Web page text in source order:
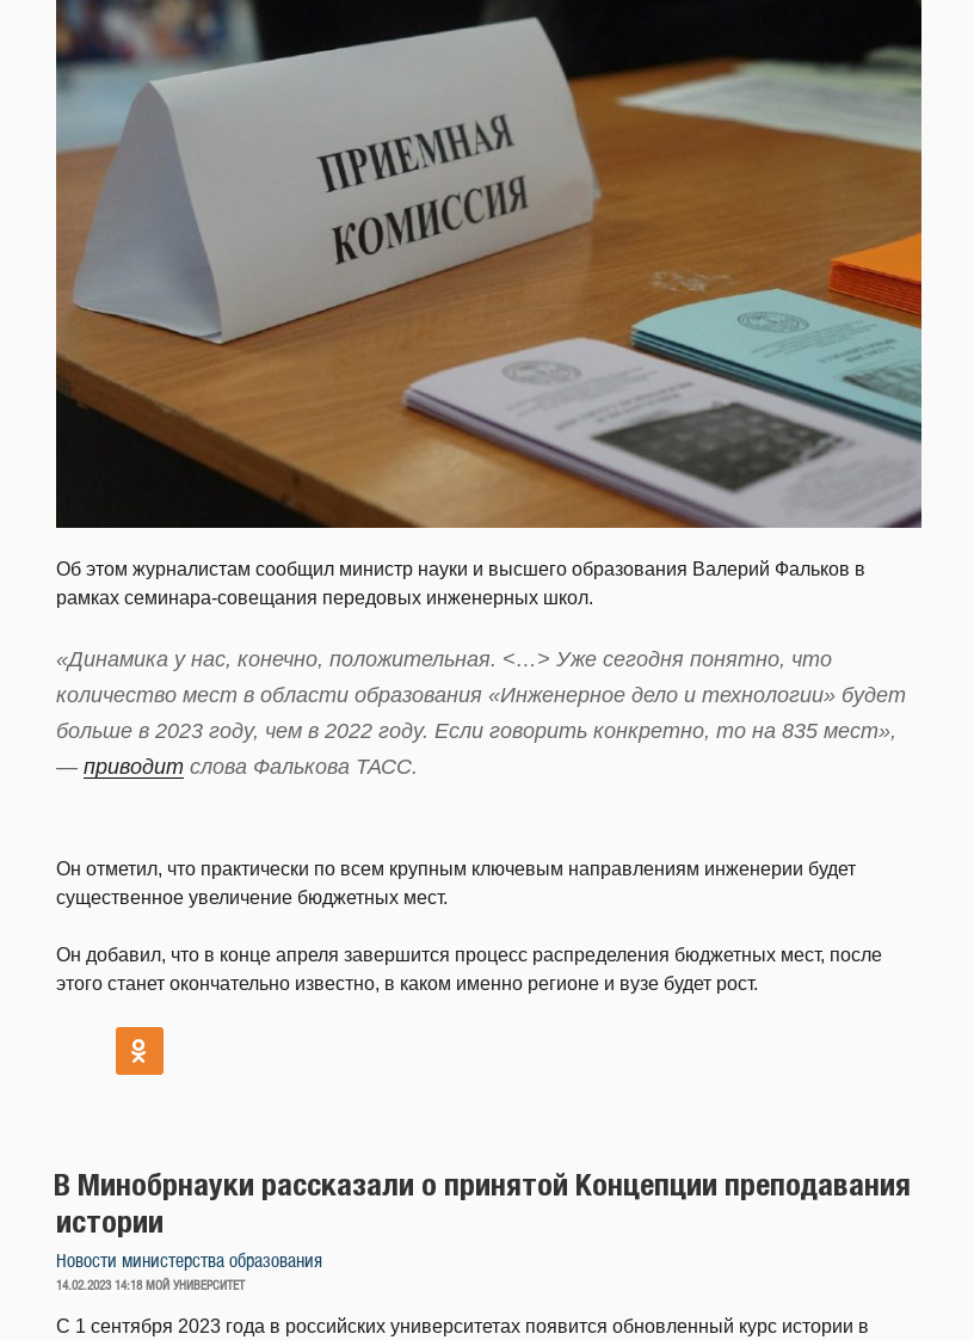
Об этом журналистам сообщил министр науки и высшего образования Валерий Фальков в
рамках семинара-совещания передовых инженерных школ.
«Динамика у нас, конечно, положительная. <…> Уже сегодня понятно, что
количество мест в области образования «Инженерное дело и технологии» будет
больше в 2023 году, чем в 2022 году. Если говорить конкретно, то на 835 мест»,
— приводит слова Фалькова ТАСС.
Он отметил, что практически по всем крупным ключевым направлениям инженерии будет
существенное увеличение бюджетных мест.
Он добавил, что в конце апреля завершится процесс распределения бюджетных мест, после
этого станет окончательно известно, в каком именно регионе и вузе будет рост.
В Минобрнауки рассказали о принятой Концепции преподавания
истории
Новости министерства образования
ОПУБЛИКОВАНО
14.02.2023 14:18 МОЙ УНИВЕРСИТЕТ
С 1 сентября 2023 года в российских университетах появится обновленный курс истории в